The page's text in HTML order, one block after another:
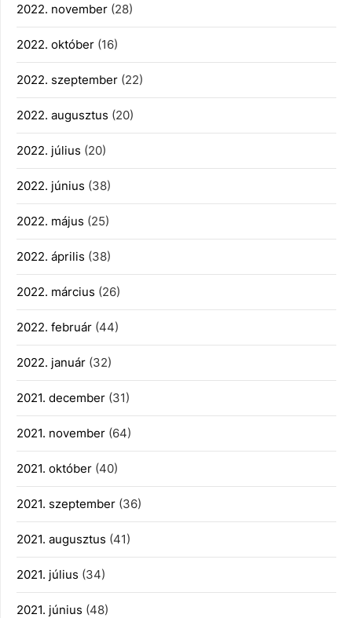
2022. november (28)
2022. október (16)
2022. szeptember (22)
2022. augusztus (20)
2022. július (20)
2022. június (38)
2022. május (25)
2022. április (38)
2022. március (26)
2022. február (44)
2022. január (32)
2021. december (31)
2021. november (64)
2021. október (40)
2021. szeptember (36)
2021. augusztus (41)
2021. július (34)
2021. június (48)